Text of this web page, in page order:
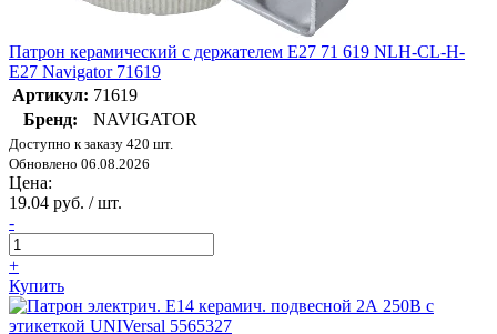
Патрон керамический с держателем E27 71 619 NLH-CL-H-
E27 Navigator 71619
Артикул: 71619
Бренд:
NAVIGATOR
Доступно к заказу 420 шт.
Обновлено 06.08.2026
Цена:
19.04 руб. / шт.
-
+
Купить